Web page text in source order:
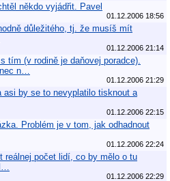
někdo vyjádřit. Pavel
01.12.2006 18:56
důležitého, tj. že musíš mít
01.12.2006 21:14
tím (v rodině je daňovej poradce).
n…
01.12.2006 21:29
by se to nevyplatilo tisknout a
01.12.2006 22:15
Problém je v tom, jak odhadnout
01.12.2006 22:24
reálnej počet lidí, co by mělo o tu
01.12.2006 22:29